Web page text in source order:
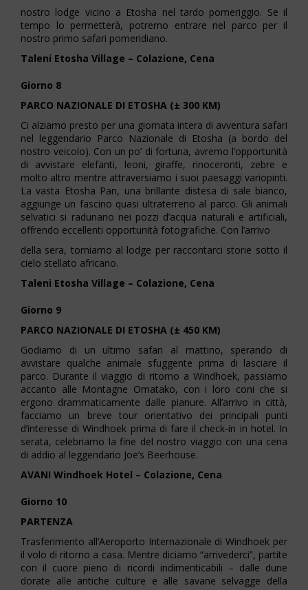
nostro lodge vicino a Etosha nel tardo pomeriggio. Se il
tempo lo permetterà, potremo entrare nel parco per il
nostro primo safari pomeridiano.
Taleni Etosha Village – Colazione, Cena
Giorno 8
PARCO NAZIONALE DI ETOSHA (± 300 KM)
Ci alziamo presto per una giornata intera di avventura safari
nel leggendario Parco Nazionale di Etosha (a bordo del
nostro veicolo). Con un po’ di fortuna, avremo l’opportunità
di avvistare elefanti, leoni, giraffe, rinoceronti, zebre e
molto altro mentre attraversiamo i suoi paesaggi variopinti.
La vasta Etosha Pan, una brillante distesa di sale bianco,
aggiunge un fascino quasi ultraterreno al parco. Gli animali
selvatici si radunano nei pozzi d’acqua naturali e artificiali,
offrendo eccellenti opportunità fotografiche. Con l’arrivo
della sera, torniamo al lodge per raccontarci storie sotto il
cielo stellato africano.
Taleni Etosha Village – Colazione, Cena
Giorno 9
PARCO NAZIONALE DI ETOSHA (± 450 KM)
Godiamo di un ultimo safari al mattino, sperando di
avvistare qualche animale sfuggente prima di lasciare il
parco. Durante il viaggio di ritorno a Windhoek, passiamo
accanto alle Montagne Omatako, con i loro coni che si
ergono drammaticamente dalle pianure. All’arrivo in città,
facciamo un breve tour orientativo dei principali punti
d’interesse di Windhoek prima di fare il check-in in hotel. In
serata, celebriamo la fine del nostro viaggio con una cena
di addio al leggendario Joe’s Beerhouse.
AVANI Windhoek Hotel – Colazione, Cena
Giorno 10
PARTENZA
Trasferimento all’Aeroporto Internazionale di Windhoek per
il volo di ritorno a casa. Mentre diciamo “arrivederci”, partite
con il cuore pieno di ricordi indimenticabili – dalle dune
dorate alle antiche culture e alle savane selvagge della